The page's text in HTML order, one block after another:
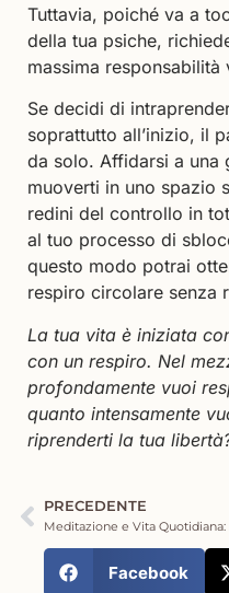
Tuttavia, poiché va a
della tua psiche,
massima responsabilità
Se decidi di
soprattutto all’inizio, il
da solo. Affidarsi a una
muoverti in uno spazio
redini del controllo in
al tuo processo di
questo modo potrai
respiro circolare senza
La tua vita è iniziata
con un respiro. Nel
profondamente vuoi
quanto intensamente
riprenderti la tua
PRECEDENTE
Facebook